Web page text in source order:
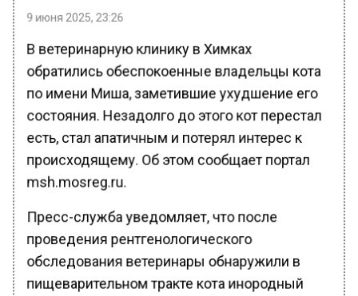
9 июня 2025, 23:26
В ветеринарную клинику в Химках
обратились обеспокоенные владельцы кота
по имени Миша, заметившие ухудшение его
состояния. Незадолго до этого кот перестал
есть, стал апатичным и потерял интерес к
происходящему. Об этом сообщает портал
msh.mosreg.ru.
Пресс-служба уведомляет, что после
проведения рентгенологического
обследования ветеринары обнаружили в
пищеварительном тракте кота инородный